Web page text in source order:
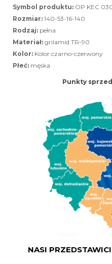
Symbol produktu: OP KEC
Rozmiar: 140-53-16-140
Rodzaj: pełna
Materiał: grilamid TR-90
Kolor: Kolor:czarno-czerwony
Płeć: męska
Punkty
NASI